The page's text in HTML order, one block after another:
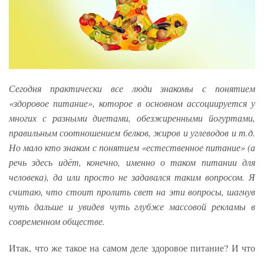
Сегодня практически все люди знакомы с понятием
«здоровое питание», которое в основном ассоциируется у
многих с разными диетами, обезжиренными йогуртами,
правильным соотношением белков, жиров и углеводов и т.д.
Но мало кто знаком с понятием «естественное питание» (а
речь здесь идёт, конечно, именно о таком питании для
человека), да или просто не задавался таким вопросом. Я
считаю, что стоит пролить свет на эти вопросы, шагнув
чуть дальше и увидев чуть глубже массовой рекламы в
современном обществе.
Итак, что же такое на самом деле здоровое питание? И что